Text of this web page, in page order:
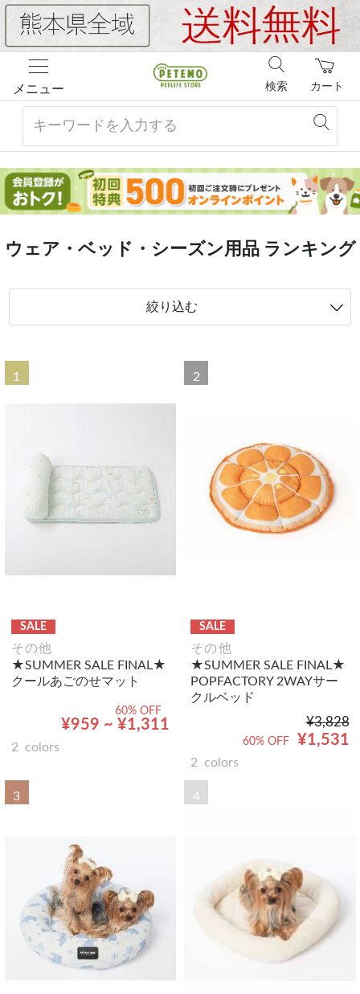
メニュー カート
検索
ウェア・ベッド・シーズン用品 ランキング
絞り込む
1
SALE
その他
★SUMMER SALE FINAL★
クールあごのせマット
¥959 ~ ¥1,311
60% OFF
2 colors
2
SALE
その他
★SUMMER SALE FINAL★
POPFACTORY 2WAYサー
クルベッド
¥3,828
¥1,531
60% OFF
2 colors
3 4